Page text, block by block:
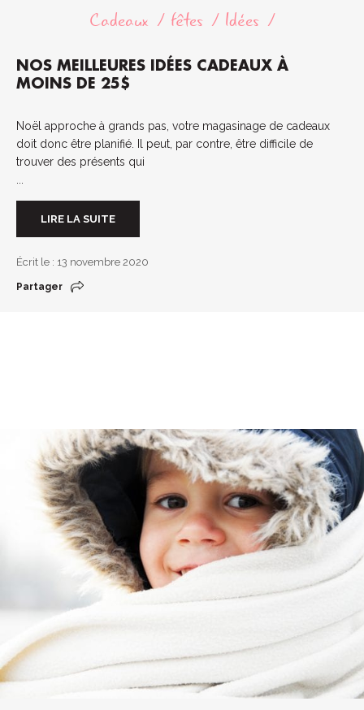
Cadeaux fêtes Idées
NOS MEILLEURES IDÉES CADEAUX À
MOINS DE 25$
Noël approche à grands pas, votre magasinage de cadeaux
doit donc être planifié. Il peut, par contre, être difficile de
trouver des présents qui
LIRE LA SUITE
Écrit le : 13 novembre 2020
Partager